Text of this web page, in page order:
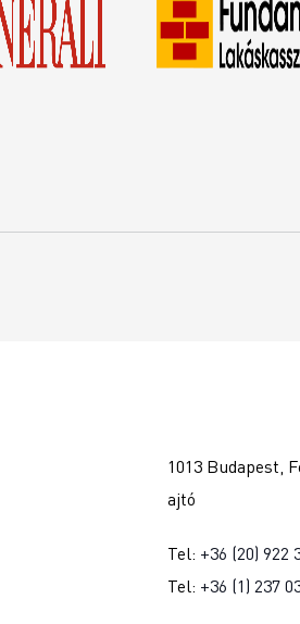
1013 Budapest,
ajtó
Tel: +36 (20) 922
Tel: +36 (1) 237